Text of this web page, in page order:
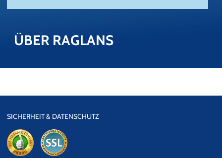
ÜBER RAGLANS
SICHERHEIT & DATENSCHUTZ